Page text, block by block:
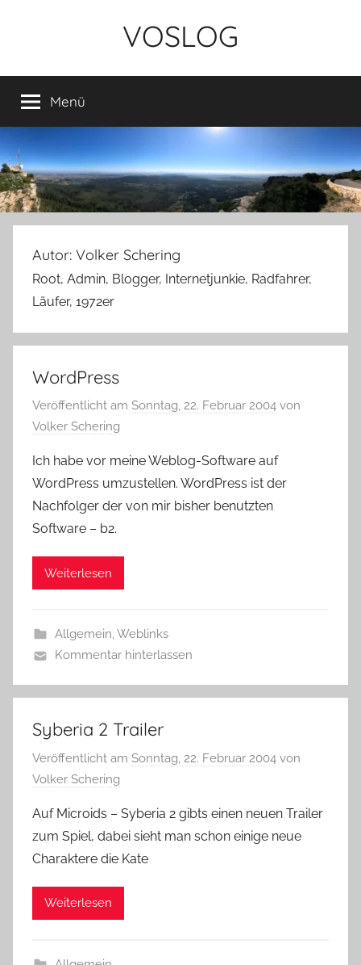
VOSLOG
Menü
Autor: Volker Schering
Root, Admin, Blogger, Internetjunkie, Radfahrer,
Läufer, 1972er
WordPress
Veröffentlicht am Sonntag, 22. Februar 2004 von
Volker Schering
Ich habe vor meine Weblog-Software auf
WordPress umzustellen. WordPress ist der
Nachfolger der von mir bisher benutzten
Software – b2.
Weiterlesen
Allgemein,Weblinks
Kommentar hinterlassen
Syberia 2 Trailer
Veröffentlicht am Sonntag, 22. Februar 2004 von
Volker Schering
Auf Microids – Syberia 2 gibts einen neuen Trailer
zum Spiel, dabei sieht man schon einige neue
Charaktere die Kate
Weiterlesen